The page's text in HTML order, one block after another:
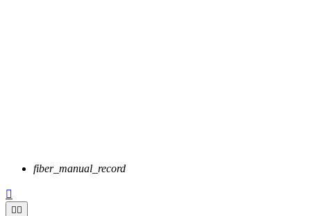
fiber_manual_record

 